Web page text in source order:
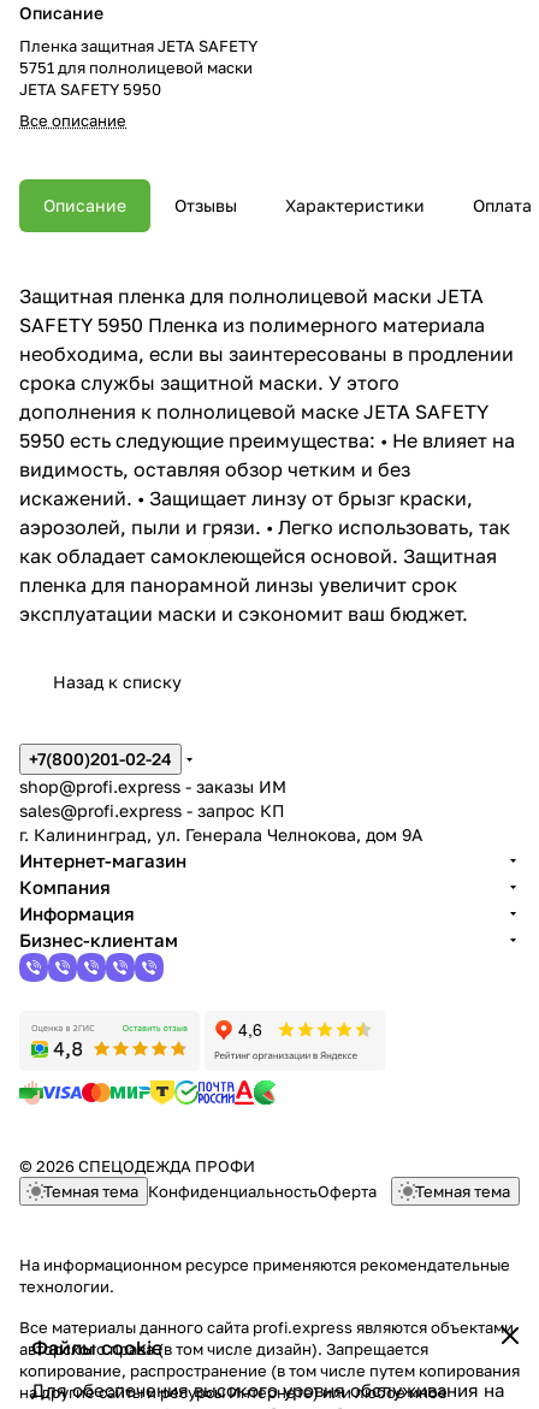
Описание
Пленка защитная JETA SAFETY
5751 для полнолицевой маски
JETA SAFETY 5950
Все описание
Описание Отзывы Характеристики Оплата
Защитная пленка для полнолицевой маски JETA
SAFETY 5950 Пленка из полимерного материала
необходима, если вы заинтересованы в продлении
срока службы защитной маски. У этого
дополнения к полнолицевой маске JETA SAFETY
5950 есть следующие преимущества: • Не влияет на
видимость, оставляя обзор четким и без
искажений. • Защищает линзу от брызг краски,
аэрозолей, пыли и грязи. • Легко использовать, так
как обладает самоклеющейся основой. Защитная
пленка для панорамной линзы увеличит срок
эксплуатации маски и сэкономит ваш бюджет.
Назад к списку
Файлы cookie
Для обеспечения высокого уровня обслуживания на
+7(800)201-02-24
shop@profi.express - заказы ИМ
sales@profi.express - запрос КП
г. Калининград, ул. Генерала Челнокова, дом 9A
Интернет-магазин
Компания
Информация
Бизнес-клиентам
© 2026 СПЕЦОДЕЖДА ПРОФИ
Темная тема КонфиденциальностьОферта Темная тема
На информационном ресурсе применяются рекомендательные
технологии.
Все материалы данного сайта profi.express являются объектами
авторского права (в том числе дизайн). Запрещается
копирование, распространение (в том числе путем копирования
на другие сайты и ресурсы Интернете) или любое иное